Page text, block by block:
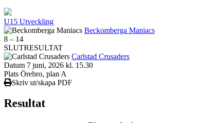
U15 Utveckling
Beckomberga Maniacs
8 – 14
SLUTRESULTAT
Carlstad Crusaders
Datum 7 juni, 2026 kl. 15.30
Plats Örebro, plan A
Skriv ut/skapa PDF
Resultat